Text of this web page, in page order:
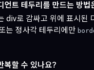
언트 테두리를 만드는 방법
div로 감싸고 위에 표시된
는 정사각 테두리에만
복할 수 있나요?